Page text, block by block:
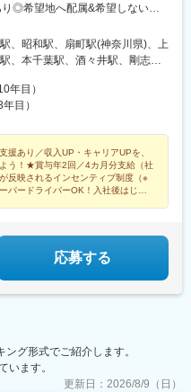
◎希望地へ配属&希望しない限
るため未経験でも安心♪▼各拠点
▼https://www.nishihara-
石垣島にも拠点あり
、昭和駅、扇町駅(神奈川県)、上
、本千葉駅、酒々井駅、剛志
公園駅、上島駅、函南駅、河芸
ンド北口駅、砥堀駅、中書島
富田駅、伏石駅、伊賀駅、通谷
日宇駅、田代駅、鍋島駅、平成
代駅、宮崎駅、延岡駅、西都城
(鹿児島県)、国分駅(鹿児島県)、
センター駅、市大医学部駅
年目）
目）
援あり／収入UP・キャリアUPを、
う！★賞与年2回／4カ月分支給（社
反映されるインセンティブ制度（※
パードライバーOK！入社後はじっ
応募する
グ形式でご紹介します。
います。
更新日： 2026/8/9（日）